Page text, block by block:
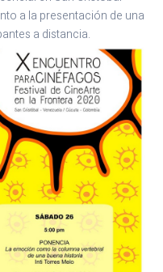
a la presentación de una
a distancia.